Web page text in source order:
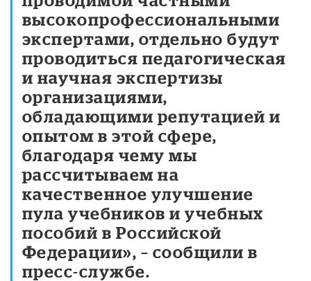
высокопрофессиональными
экспертами, отдельно будут
проводиться педагогическая
и научная экспертизы
организациями,
обладающими репутацией и
опытом в этой сфере,
благодаря чему мы
рассчитываем на
качественное улучшение
пула учебников и учебных
пособий в Российской
Федерации», – сообщили в
пресс-службе.